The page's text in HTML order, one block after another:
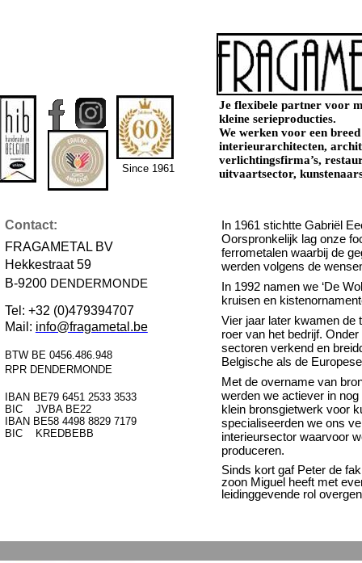
Je flexibele partner voor
kleine serieproducties.
We werken voor een
interieurarchitecten,
verlichtingsfirma’s,
uitvaartsector,
In 1961 stichtte Gabriël
Oorspronkelijk lag onze
ferrometalen waarbij de
werden volgens de
In 1992 namen we ‘De
kruisen en
Vier jaar later kwamen de
roer van het bedrijf.
sectoren verkend en
Belgische als de
Met de overname van
werden we actiever in
klein bronsgietwerk
specialiseerden we ons
interieursector waarvoor
produceren.
Sinds kort gaf Peter de
zoon Miguel heeft met
leidinggevende rol
Since 1961
Contact:
FRAGAMETAL BV
Hekkestraat 59
B-9200 DENDERMONDE
Tel: +32 (0)479394707
Mail: info@fragametal.be
BTW BE 0456.486.948
RPR DENDERMONDE
IBAN BE79 6451 2533 3533
BIC JVBA BE22
IBAN BE58 4498 8829 7179
BIC KREDBEBB